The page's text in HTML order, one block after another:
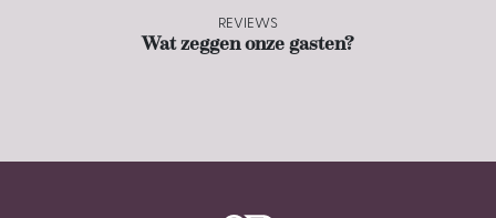
REVIEWS
Wat zeggen onze gasten?